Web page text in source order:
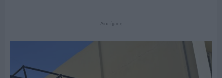
Διαφήμιση